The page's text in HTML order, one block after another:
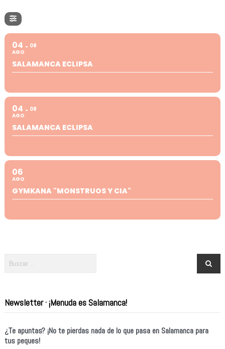
04
AGO
08
SALAMANCA ECLIPSA
04
AGO
08
SALAMANCA ECLIPSA
06
AGO
GYMKANA "MONSTRUOS Y CIA"
Newsletter · ¡Menuda es Salamanca!
¿Te apuntas? ¡No te pierdas nada de lo que pasa en Salamanca para
tus peques!